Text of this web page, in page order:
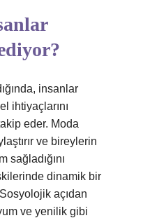
insanlar
ihtiyaçlarını
eder. Moda
ve bireylerin
sağladığını
dinamik bir
açıdan
ve yenilik gibi